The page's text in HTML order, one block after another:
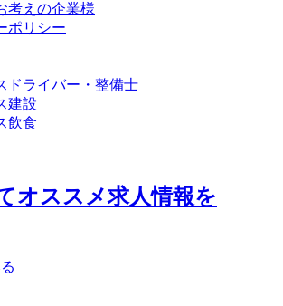
考えの企業様
ポリシー
ドライバー・整備士
建設
飲食
オススメ求人情報を